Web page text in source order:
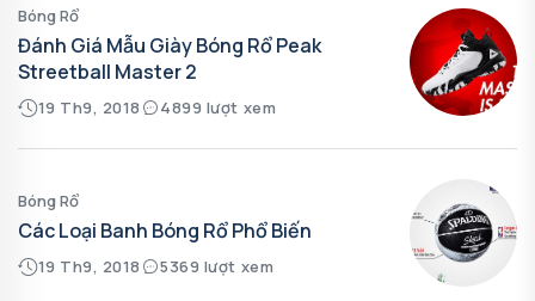
Bóng Rổ
Đánh Giá Mẫu Giày Bóng Rổ Peak
Streetball Master 2
19 Th9, 2018 4899 lượt xem
Bóng Rổ
Các Loại Banh Bóng Rổ Phổ Biến
19 Th9, 2018 5369 lượt xem